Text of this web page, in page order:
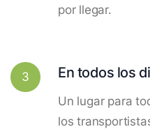
por llegar.
3 En todos los
Un lugar para
los